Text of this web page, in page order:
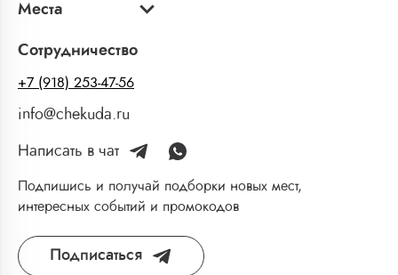
Места
Сотрудничество
+7 (918) 253-47-56
info@chekuda.ru
Написать в чат
Подпишись и получай подборки новых мест,
интересных событий и промокодов
Подписаться